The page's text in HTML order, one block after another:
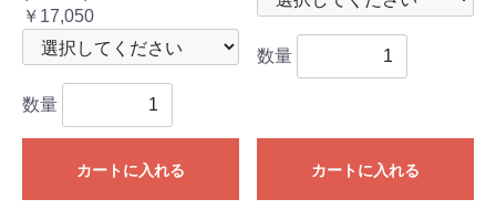
￥17,050
数量
カートに入れる
数量
カートに入れる